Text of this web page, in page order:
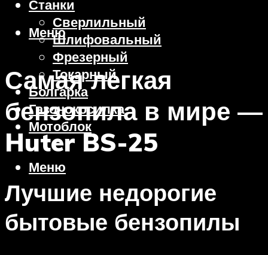
Станки
Сверлильный
Шлифовальный
Фрезерный
Токарный
Болгарка
Газонокосилка
Мотоблок
Меню
Меню
Самая легкая
бензопила в мире —
Huter BS-25
Лучшие недорогие
бытовые бензопилы